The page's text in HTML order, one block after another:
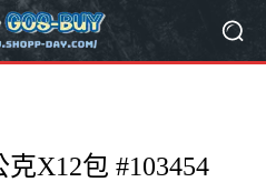
X12包 #103454